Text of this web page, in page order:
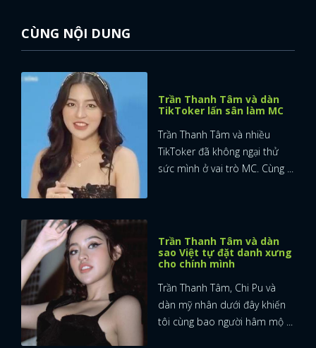
CÙNG NỘI DUNG
Trần Thanh Tâm và dàn
TikToker lấn sân làm MC
Trần Thanh Tâm và nhiều
TikToker đã không ngại thử
sức mình ở vai trò MC. Cùng ...
Trần Thanh Tâm và dàn
sao Việt tự đặt danh xưng
cho chính mình
Trần Thanh Tâm, Chi Pu và
dàn mỹ nhân dưới đây khiến
tôi cùng bao người hâm mộ ...